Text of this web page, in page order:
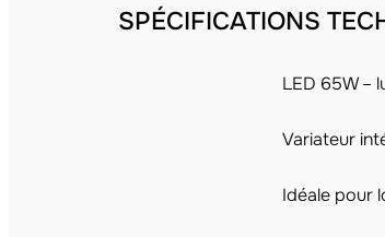
SPÉCIFICATIONS
LED 65W –
Variateur
Idéale pour